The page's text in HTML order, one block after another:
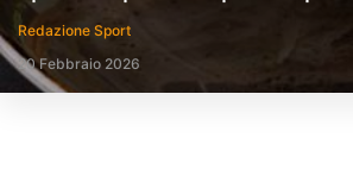
Redazione Sport
20 Febbraio 2026